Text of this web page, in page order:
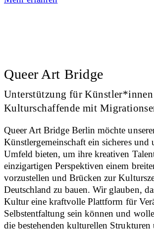
Queer Art Bridge
Unterstützung für
Kulturschaffende mit
Queer Art Bridge Berlin möchte
Künstlergemeinschaft ein sicheres und
Umfeld bieten, um ihre kreativen
einzigartigen Perspektiven einem
vorzustellen und Brücken zur
Deutschland zu bauen. Wir glauben,
Kultur eine kraftvolle Plattform für
Selbstentfaltung sein können und
die bestehenden kulturellen Strukturen